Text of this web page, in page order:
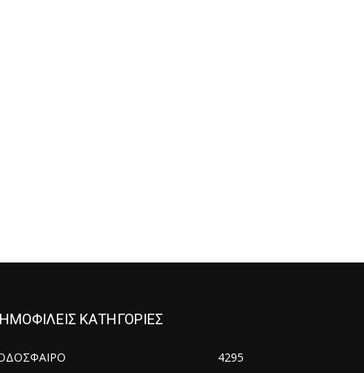
ΚΑΤΗΓΟΡΙΕΣ
4295